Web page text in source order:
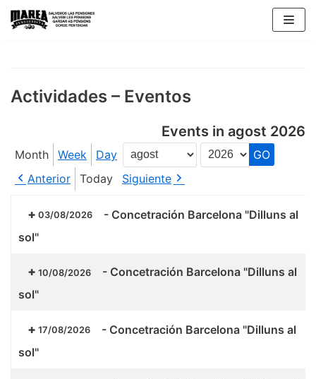
Skip
Actividades – Eventos
Events in agost 2026
Month Week Day
Month
Year
Anterior
Today Siguiente
03/08/2026 - Concetración Barcelona "Dilluns al
sol"
10/08/2026 - Concetración Barcelona "Dilluns al
sol"
17/08/2026 - Concetración Barcelona "Dilluns al
sol"